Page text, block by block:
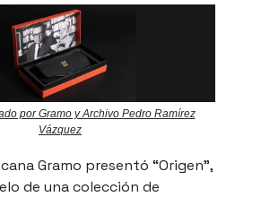
por Gramo y Archivo Pedro Ramírez
Vázquez
Gramo presentó “Origen”,
de una colección de